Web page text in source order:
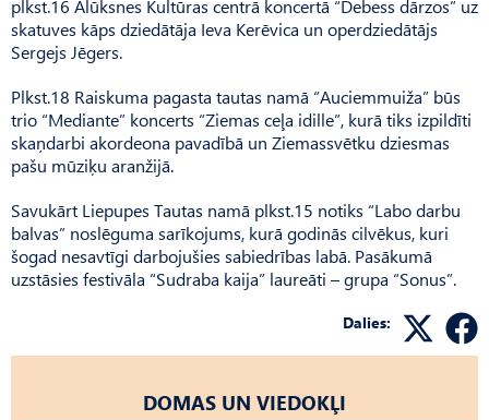
plkst.16 Alūksnes Kultūras centrā koncertā “Debess dārzos” uz
skatuves kāps dziedātāja Ieva Kerēvica un operdziedātājs
Sergejs Jēgers.
Plkst.18 Raiskuma pagasta tautas namā “Auciemmuiža” būs
trio “Mediante” koncerts “Ziemas ceļa idille”, kurā tiks izpildīti
skaņdarbi akordeona pavadībā un Ziemassvētku dziesmas
pašu mūziķu aranžijā.
Savukārt Liepupes Tautas namā plkst.15 notiks “Labo darbu
balvas” noslēguma sarīkojums, kurā godinās cilvēkus, kuri
šogad nesavtīgi darbojušies sabiedrības labā. Pasākumā
uzstāsies festivāla “Sudraba kaija” laureāti – grupa “Sonus”.
Dalies:
DOMAS UN VIEDOKĻI